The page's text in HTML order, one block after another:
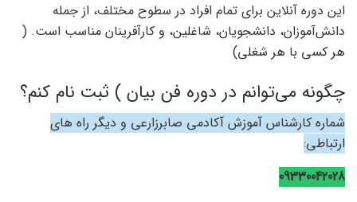
این دوره آنلاین برای تمام افراد در سطوح مختلف، از جمله
دانش‌آموزان، دانشجویان، شاغلین، و کارآفرینان مناسب است. (
هر کسی با هر شغلی)
چگونه می‌توانم در دوره فن بیان ) ثبت نام کنم؟
شماره کارشناس آموزش آکادمی صابرزارعی و دیگر راه های
ارتباطی:
09330042028